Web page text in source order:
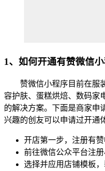
1、如何开通有赞微信
赞微信小程序目前在服装
容护肤、蛋糕烘焙、数码家
的解决方案。下面是商家申
兴趣的创友可以申请过开通
开店第一步，注册有
前往微信公众平台注
选择并应用店铺模板